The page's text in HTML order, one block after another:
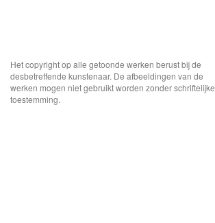
Het copyright op alle getoonde werken berust bij de
desbetreffende kunstenaar. De afbeeldingen van de
werken mogen niet gebruikt worden zonder schriftelijke
toestemming.